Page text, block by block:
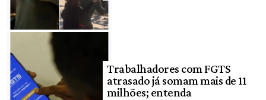
Trabalhadores com FGTS
atrasado já somam mais de 11
milhões; entenda